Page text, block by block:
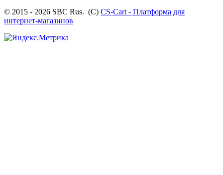
© 2015 - 2026 SBC Rus. (С) CS-Cart - Платформа для
интернет-магазинов